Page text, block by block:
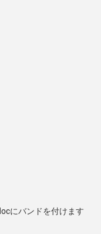
にバンドを付けます